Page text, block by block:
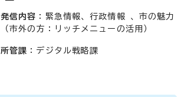
発信内容 ：緊急情報、行政情報 、市の魅力
（市外の方：リッチメニューの活用）
所管課 ：デジタル戦略課